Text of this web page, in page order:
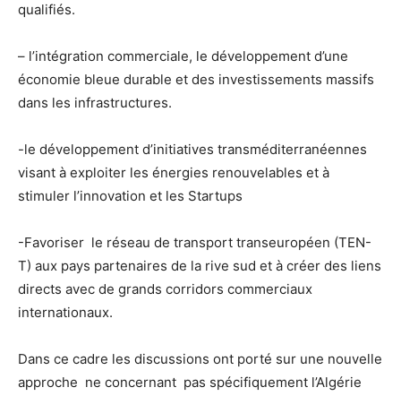
qualifiés.
– l’intégration commerciale, le développement d’une
économie bleue durable et des investissements massifs
dans les infrastructures.
-le développement d’initiatives transméditerranéennes
visant à exploiter les énergies renouvelables et à
stimuler l’innovation et les Startups
-Favoriser le réseau de transport transeuropéen (TEN-
T) aux pays partenaires de la rive sud et à créer des liens
directs avec de grands corridors commerciaux
internationaux.
Dans ce cadre les discussions ont porté sur une nouvelle
approche ne concernant pas spécifiquement l’Algérie